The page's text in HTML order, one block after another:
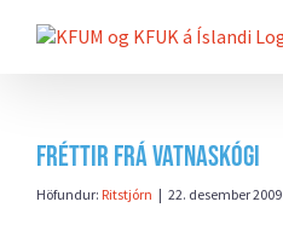
beint
Fréttir frá Vatnaskógi
Höfundur: Ritstjórn | 22. desember 2009